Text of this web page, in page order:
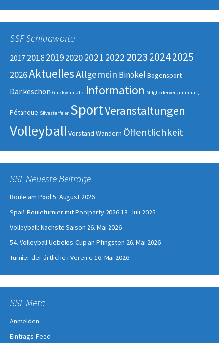
SSF Schlagworte
2017 2018201920202021 2022202320242025
2026AktuellesAllgemein Binokel Bogensport
Dankeschön Glückwünsche Information Mitgliederversammlung
Pétanque Silvesterfeier SportVeranstaltungen
Volleyball Vorstand Wandern Öffentlichkeit
SSF Neueste Beiträge
Boule am Pool5. August 2026
Spaß-Bouleturnier mit Poolparty 202613. Juli 2026
Volleyball: Nächste Saison 26. Mai 2026
54. Volleyball Uebeles-Cup an Pfingsten 26. Mai 2026
Turnier der örtlichen Vereine 16. Mai 2026
SSF Meta
Anmelden
Eintrags-Feed